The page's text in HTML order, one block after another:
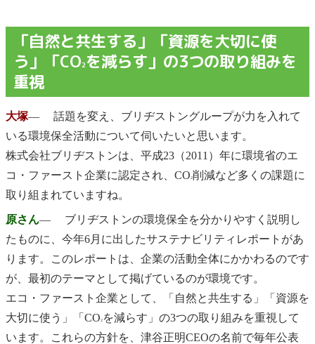
「自然と共生する」「資源を大切に使
う」「CO2 を減らす」の3つの取り組みを
重視
大塚― 話題を変え、ブリヂストングループが力を入れて
いる環境保全活動について伺いたいと思います。
株式会社ブリヂストンは、平成23（2011）年に環境省のエ
コ・ファースト企業に認定され、CO2削減など多くの課題に
取り組まれていますね。
原さん― ブリヂストンの環境保全を分かりやすく説明し
たものに、今年6月に出したサステナビリティレポートがあ
ります。このレポートは、企業の活動全体にかかわるのです
が、最初のテーマとして掲げているのが環境です。
エコ・ファースト企業として、「自然と共生する」「資源を
大切に使う」「CO2 を減らす」の3つの取り組みを重視して
います。これらの方針を、津谷正明CEOの名前で毎年公表